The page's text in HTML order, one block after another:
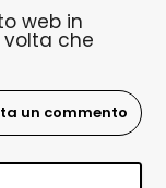
web in
volta che